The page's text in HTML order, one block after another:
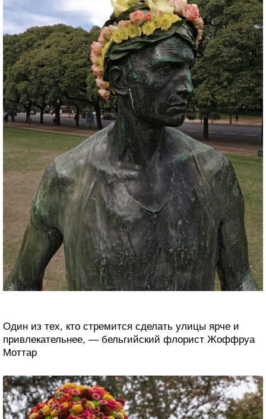
Один из тех, кто стремится сделать улицы ярче и
привлекательнее, — бельгийский флорист Жоффруа
Моттар